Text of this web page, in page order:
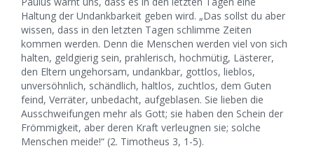
Haltung der Undankbarkeit geben wird. „Das sollst du aber
wissen, dass in den letzten Tagen schlimme Zeiten
kommen werden. Denn die Menschen werden viel von sich
halten, geldgierig sein, prahlerisch, hochmütig, Lästerer,
den Eltern ungehorsam, undankbar, gottlos, lieblos,
unversöhnlich, schändlich, haltlos, zuchtlos, dem Guten
feind, Verräter, unbedacht, aufgeblasen. Sie lieben die
Ausschweifungen mehr als Gott; sie haben den Schein der
Frömmigkeit, aber deren Kraft verleugnen sie; solche
Menschen meide!“ (2. Timotheus 3, 1-5).